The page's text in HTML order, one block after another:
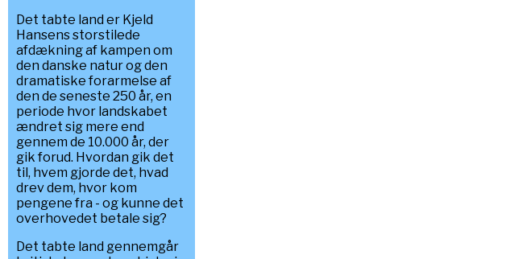
Det tabte land er Kjeld
Hansens storstilede
afdækning af kampen om
den danske natur og den
dramatiske forarmelse af
den de seneste 250 år, en
periode hvor landskabet
ændret sig mere end
gennem de 10.000 år, der
gik forud. Hvordan gik det
til, hvem gjorde det, hvad
drev dem, hvor kom
pengene fra - og kunne det
overhovedet betale sig?
Det tabte land gennemgår